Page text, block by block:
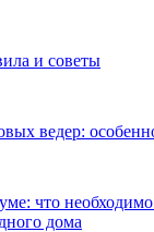
и советы
ведер:
что необходимо
дома